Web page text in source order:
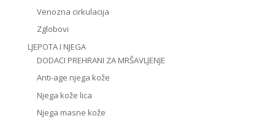
Venozna cirkulacija
Zglobovi
LJEPOTA I NJEGA
DODACI PREHRANI ZA MRŠAVLJENJE
Anti-age njega kože
Njega kože lica
Njega masne kože